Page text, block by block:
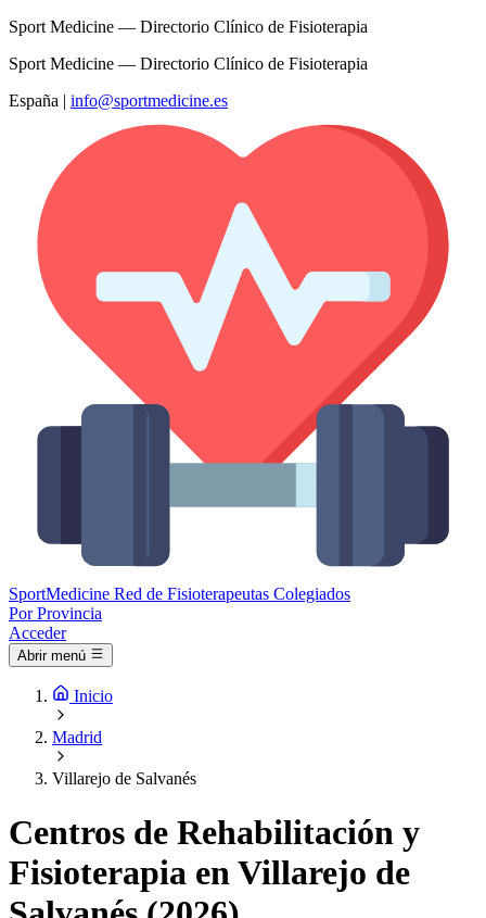
Sport Medicine — Directorio Clínico de Fisioterapia
Sport Medicine — Directorio Clínico de Fisioterapia
España | info@sportmedicine.es
SportMedicine Red de Fisioterapeutas Colegiados
Por Provincia
Acceder
Abrir menú
Inicio
Madrid
Villarejo de Salvanés
Centros de Rehabilitación y
Fisioterapia en Villarejo de